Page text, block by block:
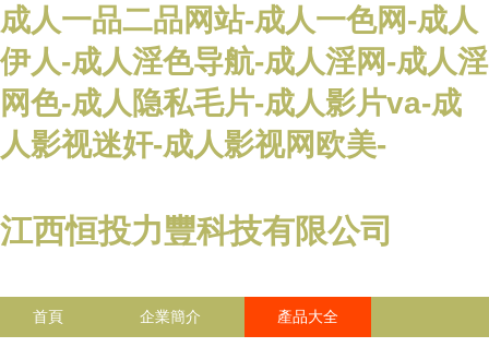
成人一品二品网站-成人一色网-成人
伊人-成人淫色导航-成人淫网-成人淫
网色-成人隐私毛片-成人影片va-成
人影视迷奸-成人影视网欧美-
江西恒投力豐科技有限公司
首頁 企業簡介 產品大全